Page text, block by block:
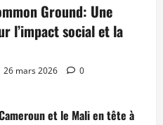
Ground: Une
l’impact social et la
26 mars 2026 0
et le Mali en tête à